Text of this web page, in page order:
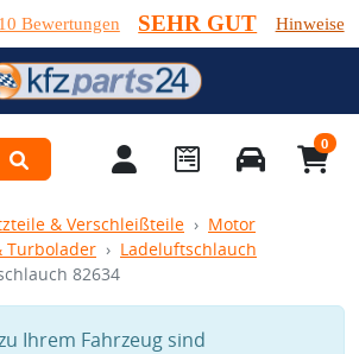
Bewertungen SEHR GUT Hinweise
0
& Verschleißteile
Motor
Turbolader
Ladeluftschlauch
82634
Ihrem Fahrzeug sind